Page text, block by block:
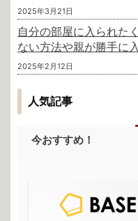
2025年3月21日
自分の部屋に入られた
ない方法や親が勝手に
2025年2月12日
人気記事
今おすすめ！